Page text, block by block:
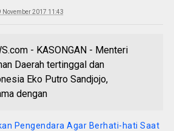
November 2017 11:43
- KASONGAN - Menteri
Daerah tertinggal dan
Eko Putro Sandjojo,
dengan
Pengendara Agar Berhati-hati Saat